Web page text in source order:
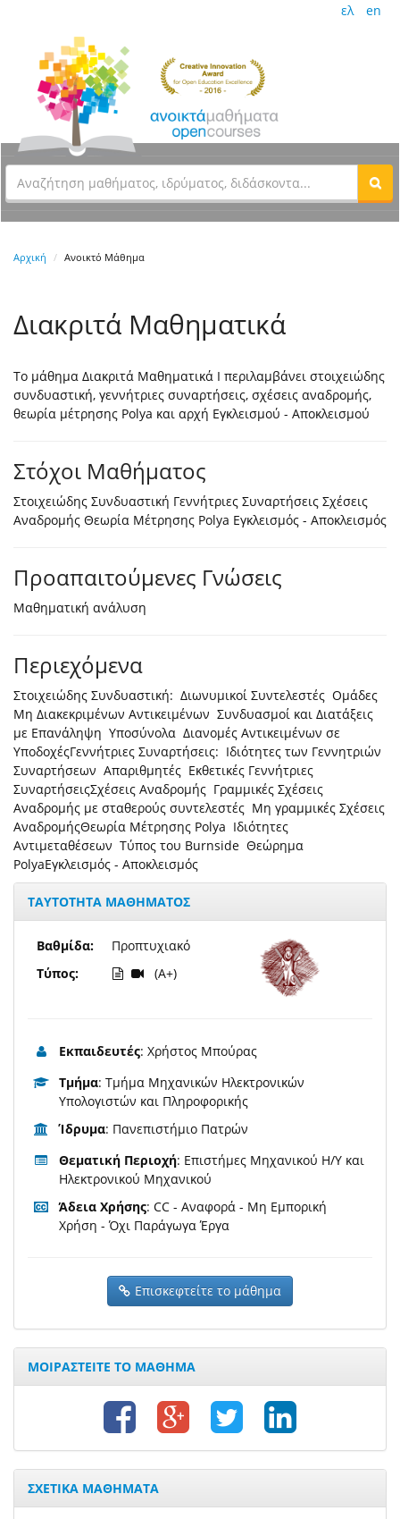
ελ en
Αρχική Ανοικτό Μάθημα
Διακριτά Μαθηματικά
Το μάθημα Διακριτά Μαθηματικά Ι περιλαμβάνει στοιχειώδης
συνδυαστική, γεννήτριες συναρτήσεις, σχέσεις αναδρομής,
θεωρία μέτρησης Polya και αρχή Εγκλεισμού - Αποκλεισμού
Στόχοι Μαθήματος
Στοιχειώδης Συνδυαστική Γεννήτριες Συναρτήσεις Σχέσεις
Αναδρομής Θεωρία Μέτρησης Polya Εγκλεισμός - Αποκλεισμός
Προαπαιτούμενες Γνώσεις
Μαθηματική ανάλυση
Περιεχόμενα
Στοιχειώδης Συνδυαστική: Διωνυμικοί Συντελεστές Ομάδες
Μη Διακεκριμένων Αντικειμένων Συνδυασμοί και Διατάξεις
με Επανάληψη Υποσύνολα Διανομές Αντικειμένων σε
ΥποδοχέςΓεννήτριες Συναρτήσεις: Ιδιότητες των Γεννητριών
Συναρτήσεων Απαριθμητές Εκθετικές Γεννήτριες
ΣυναρτήσειςΣχέσεις Αναδρομής Γραμμικές Σχέσεις
Αναδρομής με σταθερούς συντελεστές Μη γραμμικές Σχέσεις
ΑναδρομήςΘεωρία Μέτρησης Polya Ιδιότητες
Αντιμεταθέσεων Τύπος του Burnside Θεώρημα
PolyaΕγκλεισμός - Αποκλεισμός
ΤΑΥΤΟΤΗΤΑ ΜΑΘΗΜΑΤΟΣ
Βαθμίδα:
Τύπος:
Προπτυχιακό
(A+)
Εκπαιδευτές: Χρήστος Μπούρας
Τμήμα: Τμήμα Μηχανικών Ηλεκτρονικών
Υπολογιστών και Πληροφορικής
Ίδρυμα: Πανεπιστήμιο Πατρών
Θεματική Περιοχή: Επιστήμες Μηχανικού Η/Υ και
Ηλεκτρονικού Μηχανικού
Άδεια Χρήσης: CC - Αναφορά - Μη Εμπορική
Χρήση - Όχι Παράγωγα Έργα
Επισκεφτείτε το μάθημα
ΜΟΙΡΑΣΤΕΙΤΕ ΤΟ ΜΑΘΗΜΑ
ΣΧΕΤΙΚΑ ΜΑΘΗΜΑΤΑ